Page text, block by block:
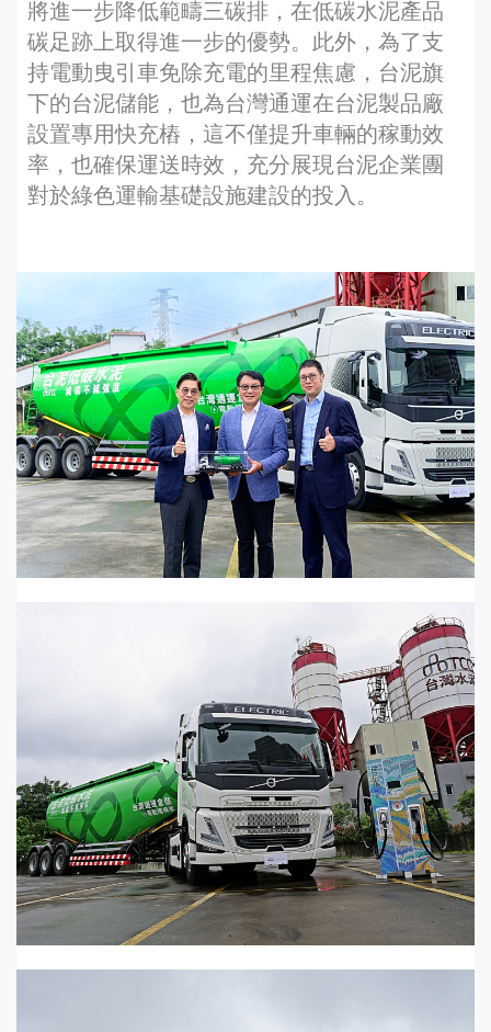
將進一步降低範疇三碳排，在低碳水泥產品
碳足跡上取得進一步的優勢。此外，為了支
持電動曳引車免除充電的里程焦慮，台泥旗
下的台泥儲能，也為台灣通運在台泥製品廠
設置專用快充樁，這不僅提升車輛的稼動效
率，也確保運送時效，充分展現台泥企業團
對於綠色運輸基礎設施建設的投入。